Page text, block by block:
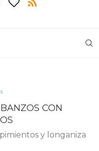
CON
y longaniza